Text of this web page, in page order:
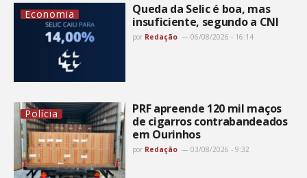
Economia
Queda da Selic é boa, mas
insuficiente, segundo a CNI
por Redação 06/08/2026 - 16:14
Polícia
PRF apreende 120 mil maços
de cigarros contrabandeados
em Ourinhos
por Redação 03/08/2026 - 9:32